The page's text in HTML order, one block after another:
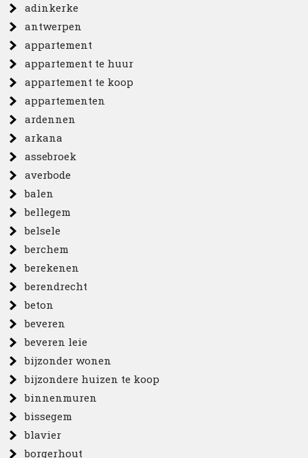
adinkerke
antwerpen
appartement
appartement te huur
appartement te koop
appartementen
ardennen
arkana
assebroek
averbode
balen
bellegem
belsele
berchem
berekenen
berendrecht
beton
beveren
beveren leie
bijzonder wonen
bijzondere huizen te koop
binnenmuren
bissegem
blavier
borgerhout